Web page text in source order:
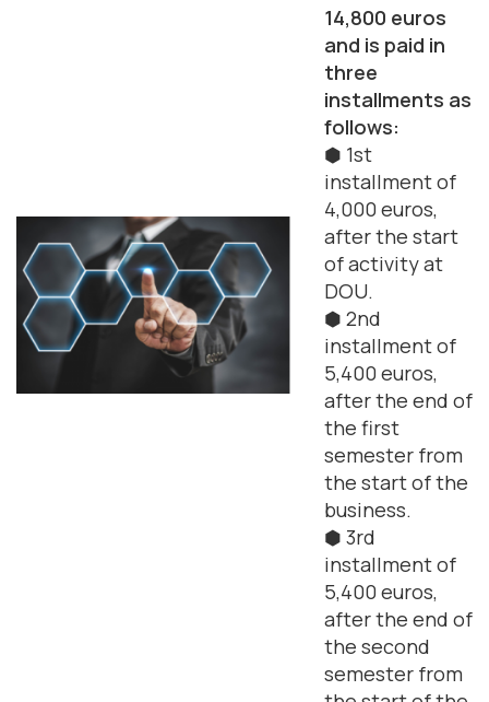
14,800 euros
and is paid in
three
installments as
follows:
⬢ 1st
installment of
4,000 euros,
after the start
of activity at
DOU.
⬢ 2nd
installment of
5,400 euros,
after the end of
the first
semester from
the start of the
business.
⬢ 3rd
installment of
5,400 euros,
after the end of
the second
semester from